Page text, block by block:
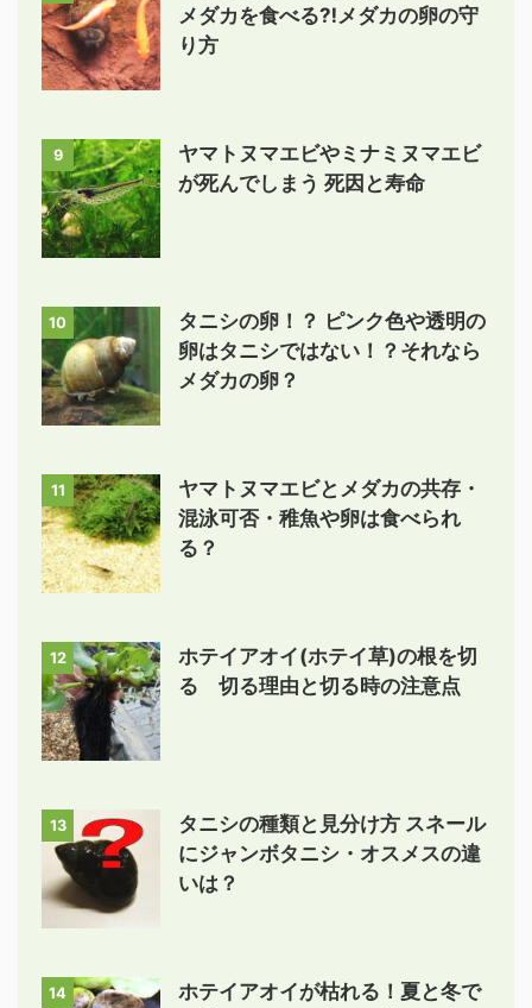
メダカを食べる⁈メダカの卵の守
り方
9
ヤマトヌマエビやミナミヌマエビ
が死んでしまう 死因と寿命
10
タニシの卵！？ ピンク色や透明の
卵はタニシではない！？それなら
メダカの卵？
11
ヤマトヌマエビとメダカの共存・
混泳可否・稚魚や卵は食べられ
る？
12
ホテイアオイ(ホテイ草)の根を切
る 切る理由と切る時の注意点
13
タニシの種類と見分け方 スネール
にジャンボタニシ・オスメスの違
いは？
14
ホテイアオイが枯れる！夏と冬で